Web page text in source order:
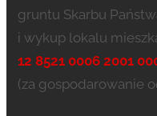
gruntu Skarbu
i wykup lokalu
12 8521 0006 2001
(za gospodarowanie